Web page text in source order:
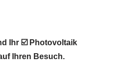
Ihr ☑️ Photovoltaik
Ihren Besuch.